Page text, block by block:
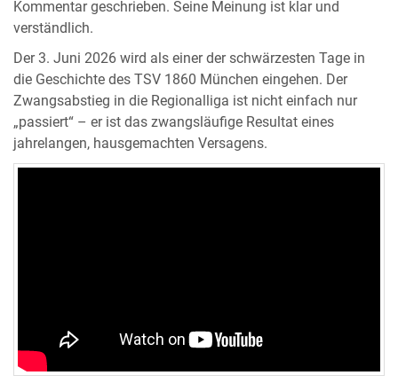
Kommentar geschrieben. Seine Meinung ist klar und
verständlich.
Der 3. Juni 2026 wird als einer der schwärzesten Tage in
die Geschichte des TSV 1860 München eingehen. Der
Zwangsabstieg in die Regionalliga ist nicht einfach nur
„passiert“ – er ist das zwangsläufige Resultat eines
jahrelangen, hausgemachten Versagens.